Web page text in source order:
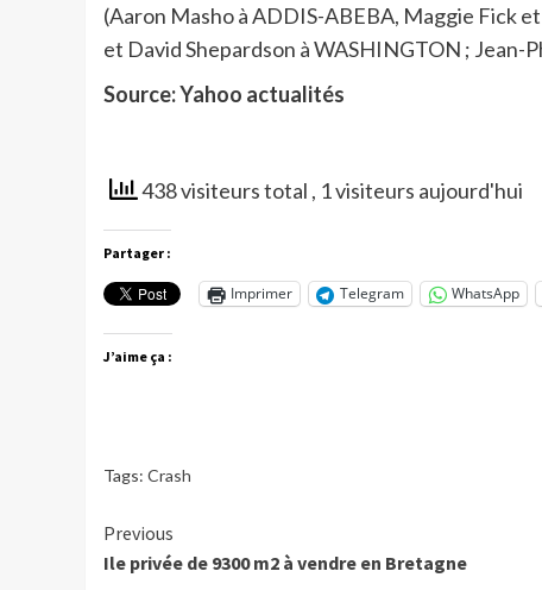
(Aaron Masho à ADDIS-ABEBA, Maggie Fick
et David Shepardson à WASHINGTON ; Jean-
Source: Yahoo actualités
438 visiteurs total , 1 visiteurs aujourd'hui
Partager :
Imprimer Telegram WhatsApp
J’aime ça :
Tags: Crash
Continue
Reading
Previous
Ile privée de 9300 m2 à vendre en Bretagne